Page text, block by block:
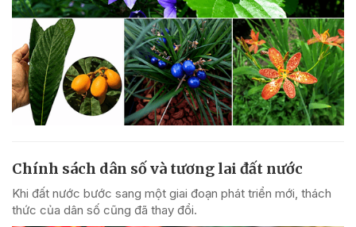
Chính sách dân số và tương lai đất nước
Khi đất nước bước sang một giai đoạn phát triển mới, thách
thức của dân số cũng đã thay đổi.